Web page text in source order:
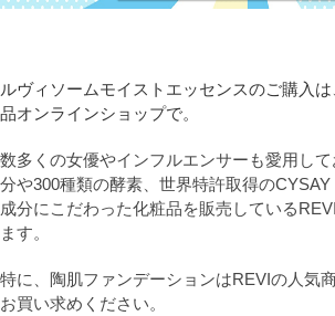
ルヴィソームモイストエッセンスのご購入
品オンラインショップで。
数多くの女優やインフルエンサーも愛用し
分や300種類の酵素、世界特許取得の
成分にこだわった化粧品を販売している
ます。
特に、陶肌ファンデーションはREVIの人気
お買い求めください。